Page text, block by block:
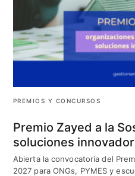
PREMIOS Y CONCURSOS
Premio Zayed a la
soluciones
Abierta la convocatoria del
2027 para ONGs, PYMES y